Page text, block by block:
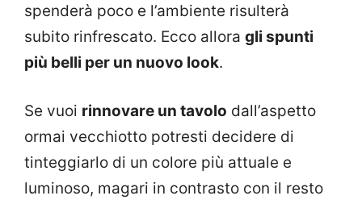
spenderà poco e l’ambiente risulterà
subito rinfrescato. Ecco allora gli spunti
più belli per un nuovo look.
Se vuoi rinnovare un tavolo dall’aspetto
ormai vecchiotto potresti decidere di
tinteggiarlo di un colore più attuale e
luminoso, magari in contrasto con il resto